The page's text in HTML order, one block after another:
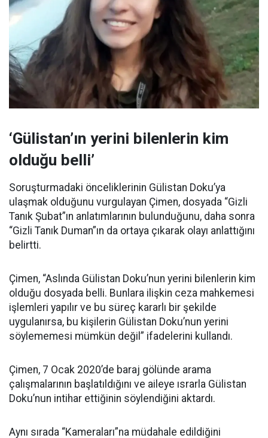
‘Gülistan’ın yerini bilenlerin kim
olduğu belli’
Soruşturmadaki önceliklerinin Gülistan Doku’ya
ulaşmak olduğunu vurgulayan Çimen, dosyada “Gizli
Tanık Şubat”ın anlatımlarının bulunduğunu, daha sonra
“Gizli Tanık Duman”ın da ortaya çıkarak olayı anlattığını
belirtti.
Çimen, “Aslında Gülistan Doku’nun yerini bilenlerin kim
olduğu dosyada belli. Bunlara ilişkin ceza mahkemesi
işlemleri yapılır ve bu süreç kararlı bir şekilde
uygulanırsa, bu kişilerin Gülistan Doku’nun yerini
söylememesi mümkün değil” ifadelerini kullandı.
Çimen, 7 Ocak 2020’de baraj gölünde arama
çalışmalarının başlatıldığını ve aileye ısrarla Gülistan
Doku’nun intihar ettiğinin söylendiğini aktardı.
Aynı sırada “Kameraları”na müdahale edildiğini